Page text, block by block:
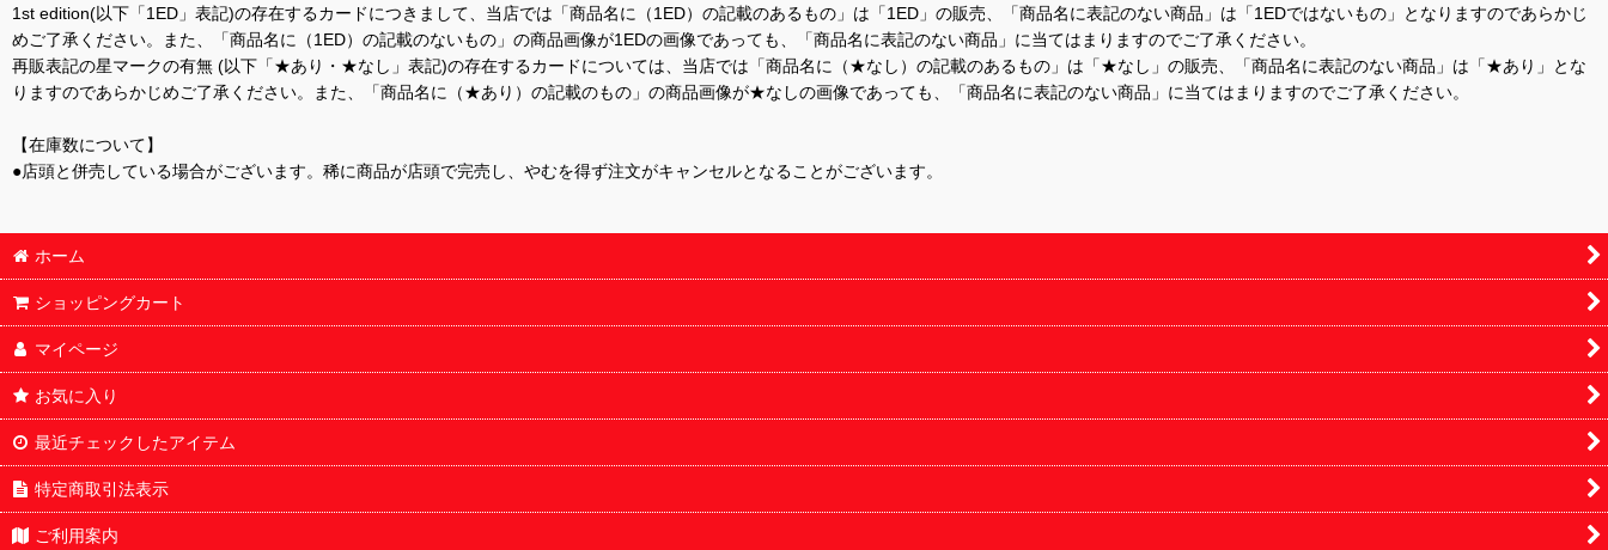
1st edition(以下「1ED」表記)の存在するカードにつきまして、当店では「商品名に（1ED）の記載のあるもの」は「1ED」の販売、「商品名に表記のない商品」は「1EDではないもの」となりますのであらかじ
めご了承ください。また、「商品名に（1ED）の記載のないもの」の商品画像が1EDの画像であっても、「商品名に表記のない商品」に当てはまりますのでご了承ください。
再販表記の星マークの有無 (以下「★あり・★なし」表記)の存在するカードについては、当店では「商品名に（★なし）の記載のあるもの」は「★なし」の販売、「商品名に表記のない商品」は「★あり」とな
りますのであらかじめご了承ください。また、「商品名に（★あり）の記載のもの」の商品画像が★なしの画像であっても、「商品名に表記のない商品」に当てはまりますのでご了承ください。
【在庫数について】
●店頭と併売している場合がございます。稀に商品が店頭で完売し、やむを得ず注文がキャンセルとなることがございます。
ホーム
ショッピングカート
マイページ
お気に入り
最近チェックしたアイテム
特定商取引法表示
ご利用案内